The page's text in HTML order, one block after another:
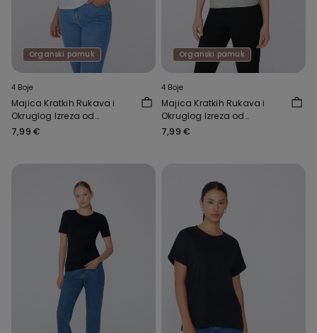
Organski pamuk
4 Boje
Majica Kratkih Rukava i
Okruglog Izreza od
Rastezljivog Organskog
7,99 €
Organski pamuk
4 Boje
Majica Kratkih Rukava i
Okruglog Izreza od
Rastezljivog Organskog
7,99 €